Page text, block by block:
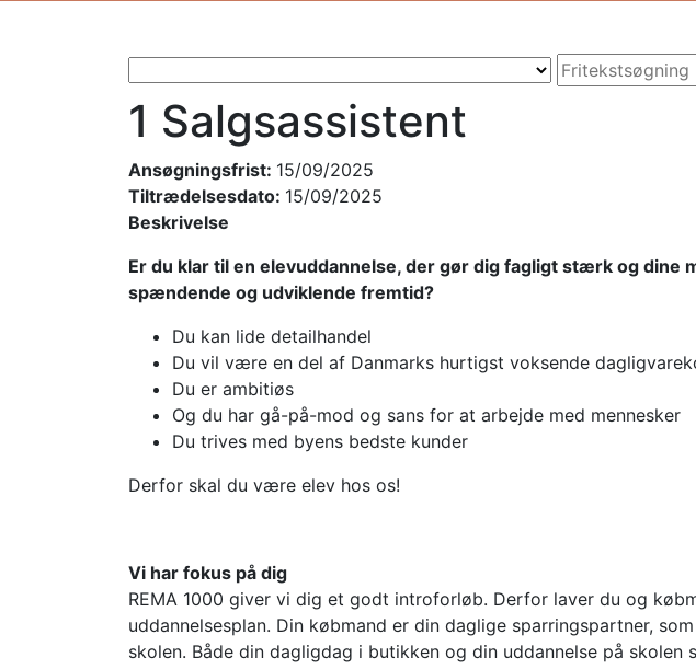
1 Salgsassistent
Ansøgningsfrist: 15/09/2025
Tiltrædelsesdato: 15/09/2025
Beskrivelse
Er du klar til en elevuddannelse, der gør dig fagligt stærk og dine
spændende og udviklende fremtid?
Du kan lide detailhandel
Du vil være en del af Danmarks hurtigst voksende
Du er ambitiøs
Og du har gå-på-mod og sans for at arbejde med mennesker
Du trives med byens bedste kunder
Derfor skal du være elev hos os!
Vi har fokus på dig
REMA 1000 giver vi dig et godt introforløb. Derfor laver du og
uddannelsesplan. Din købmand er din daglige sparringspartner,
skolen. Både din dagligdag i butikken og din uddannelse på skolen